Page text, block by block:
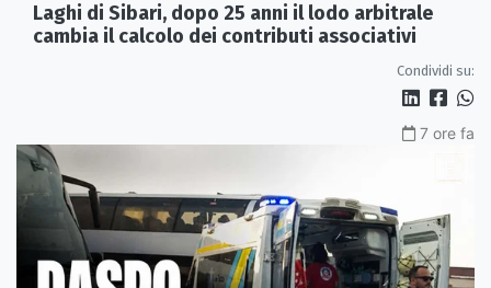
Laghi di Sibari, dopo 25 anni il lodo arbitrale
cambia il calcolo dei contributi associativi
Condividi su:
7 ore fa